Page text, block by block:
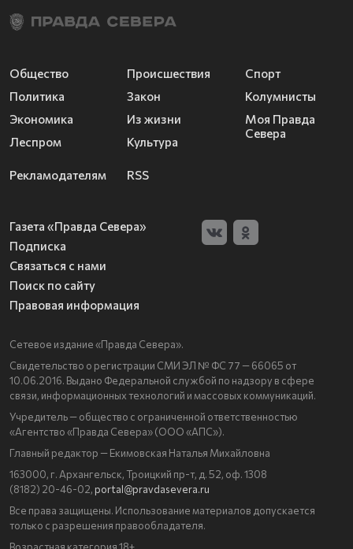
Общество
Политика
Экономика
Леспром
Происшествия
Закон
Из жизни
Культура
Спорт
Колумнисты
Моя Правда
Севера
Рекламодателям RSS
Газета «Правда Севера»
Подписка
Связаться с нами
Поиск по сайту
Правовая информация
Сетевое издание «Правда Севера».
Свидетельство о регистрации СМИ ЭЛ № ФС 77 — 66065 от
10.06.2016. Выдано Федеральной службой по надзору в сфере
связи, информационных технологий и массовых коммуникаций.
Учредитель — общество с ограниченной ответственностью
«Агентство «Правда Севера» (ООО «АПС»).
Главный редактор — Екимовская Наталья Михайловна
163000, г. Архангельск, Троицкий пр-т, д. 52, оф. 1308
(8182) 20-46-02, portal@pravdasevera.ru
Все права защищены. Использование материалов допускается
только с разрешения правообладателя.